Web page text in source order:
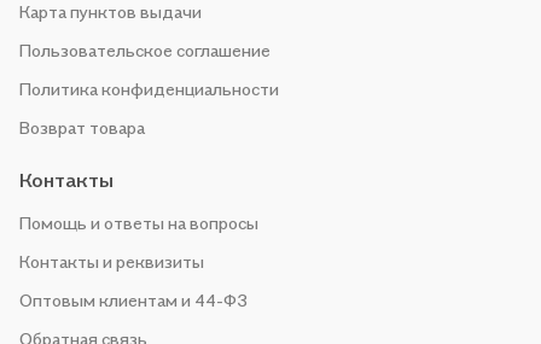
Карта пунктов выдачи
Пользовательское соглашение
Политика конфиденциальности
Возврат товара
Контакты
Помощь и ответы на вопросы
Контакты и реквизиты
Оптовым клиентам и 44-ФЗ
Обратная связь